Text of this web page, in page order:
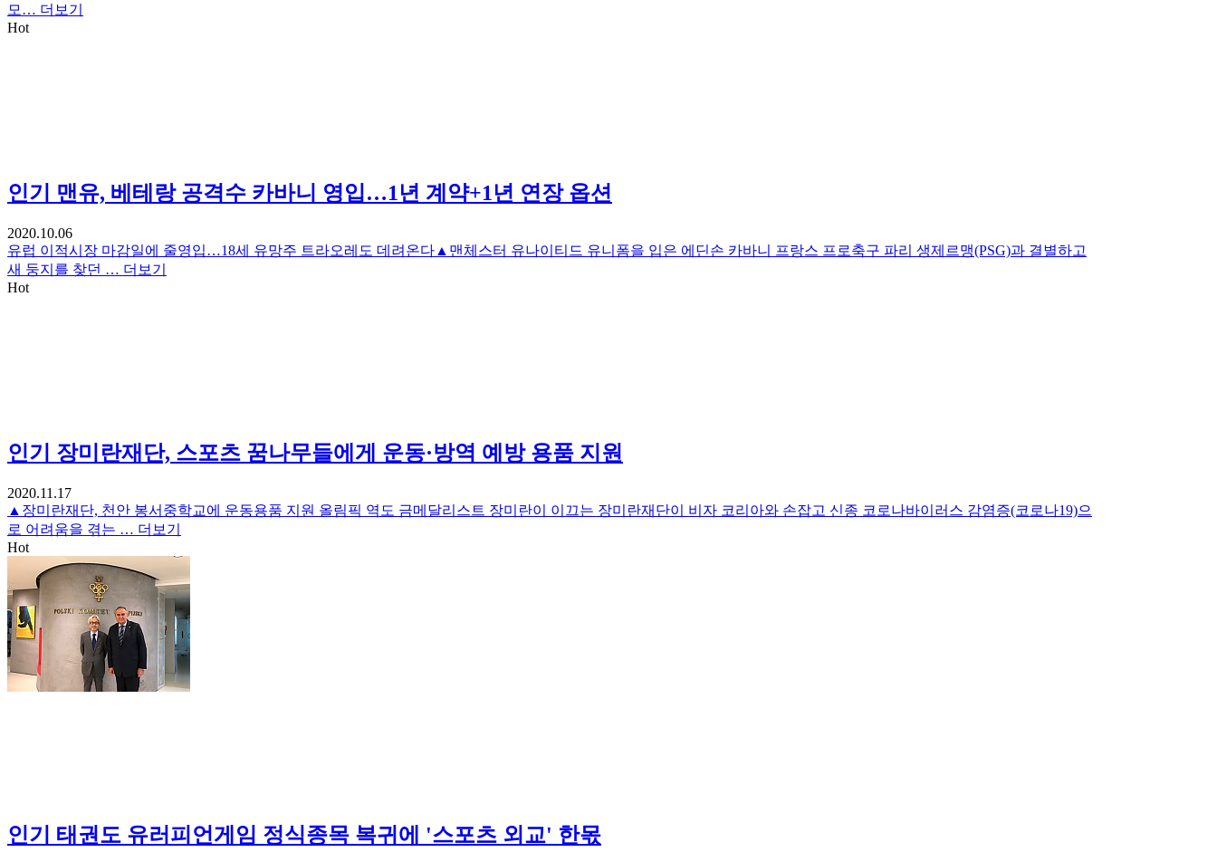
모… 더보기
Hot
인기 맨유, 베테랑 공격수 카바니 영입…1년 계약+1년 연장 옵션
2020.10.06
유럽 이적시장 마감일에 줄영입…18세 유망주 트라오레도 데려온다▲맨체스터 유나이티드 유니폼을 입은 에딘손 카바니 프랑스 프로축구 파리 생제르맹(PSG)과 결별하고
새 둥지를 찾던 … 더보기
Hot
인기 장미란재단, 스포츠 꿈나무들에게 운동·방역 예방 용품 지원
2020.11.17
▲장미란재단, 천안 봉서중학교에 운동용품 지원 올림픽 역도 금메달리스트 장미란이 이끄는 장미란재단이 비자 코리아와 손잡고 신종 코로나바이러스 감염증(코로나19)으
로 어려움을 겪는 … 더보기
Hot
인기 태권도 유러피언게임 정식종목 복귀에 '스포츠 외교' 한몫